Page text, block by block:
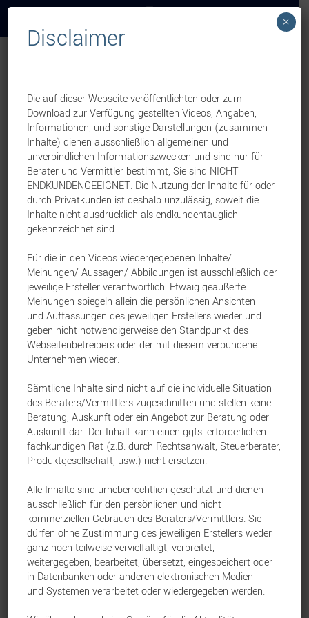
BU-Kompetenz in der
Praxis: Warum ERGO im
Leistungsfall den
Unterschied macht
3. Juni 2026
ERGO Vorsorge Lebensversicherung AG
Wenn bei Ihren Kunden eine
Berufsunfähigkeit eintritt, entscheidet nicht
nur das Bedingungswerk – es zählt vor
allem, wie professionell, schnell und fair im
setzt ERGO an. Mit ihrem Ansatz „Fair,
wenn’s das Leben nicht ist“ unterstreicht
ERGO ihre Leistungsfähigkeit als BU-
Versicherer über den gesamten Prozess der
Leistungsprüfung hinweg:
Schneller Einstieg in die
Leistungsprüfung
Meldet Ihr Kunde einen Leistungsfall,
reagiert ERGO zügig und strukturiert. Ein
individueller Fragebogen und klare
Disclaimer
Die auf dieser Webseite veröffentlichten oder zum
Download zur Verfügung gestellten Videos, Angaben,
Informationen, und sonstige Darstellungen (zusammen
Inhalte) dienen ausschließlich allgemeinen und
unverbindlichen Informationszwecken und sind nur für
Berater und Vermittler bestimmt, Sie sind NICHT
ENDKUNDENGEEIGNET. Die Nutzung der Inhalte für oder
durch Privatkunden ist deshalb unzulässig, soweit die
Inhalte nicht ausdrücklich als endkundentauglich
gekennzeichnet sind.
Für die in den Videos wiedergegebenen Inhalte/
Meinungen/ Aussagen/ Abbildungen ist ausschließlich der
jeweilige Ersteller verantwortlich. Etwaig geäußerte
Meinungen spiegeln allein die persönlichen Ansichten
und Auffassungen des jeweiligen Erstellers wieder und
geben nicht notwendigerweise den Standpunkt des
Webseitenbetreibers oder der mit diesem verbundene
Unternehmen wieder.
Sämtliche Inhalte sind nicht auf die individuelle Situation
des Beraters/Vermittlers zugeschnitten und stellen keine
Beratung, Auskunft oder ein Angebot zur Beratung oder
Auskunft dar. Der Inhalt kann einen ggfs. erforderlichen
fachkundigen Rat (z.B. durch Rechtsanwalt, Steuerberater,
Produktgesellschaft, usw.) nicht ersetzen.
Alle Inhalte sind urheberrechtlich geschützt und dienen
ausschließlich für den persönlichen und nicht
kommerziellen Gebrauch des Beraters/Vermittlers. Sie
dürfen ohne Zustimmung des jeweiligen Erstellers weder
ganz noch teilweise vervielfältigt, verbreitet,
weitergegeben, bearbeitet, übersetzt, eingespeichert oder
in Datenbanken oder anderen elektronischen Medien
und Systemen verarbeitet oder wiedergegeben werden.
×